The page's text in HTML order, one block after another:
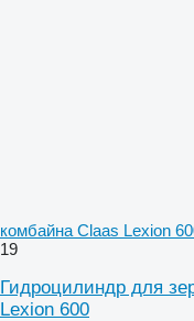
комбайна Claas Lexion
19
Гидроцилиндр для
Lexion 600